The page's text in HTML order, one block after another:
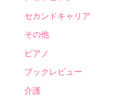
セカンドキャリア
その他
ピアノ
ブックレビュー
介護